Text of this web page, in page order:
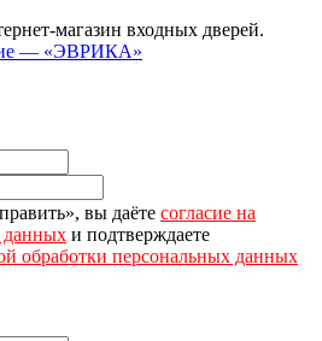
магазин входных дверей.
— «ЭВРИКА»
вы даёте согласие на
данных и подтверждаете
обработки персональных данных